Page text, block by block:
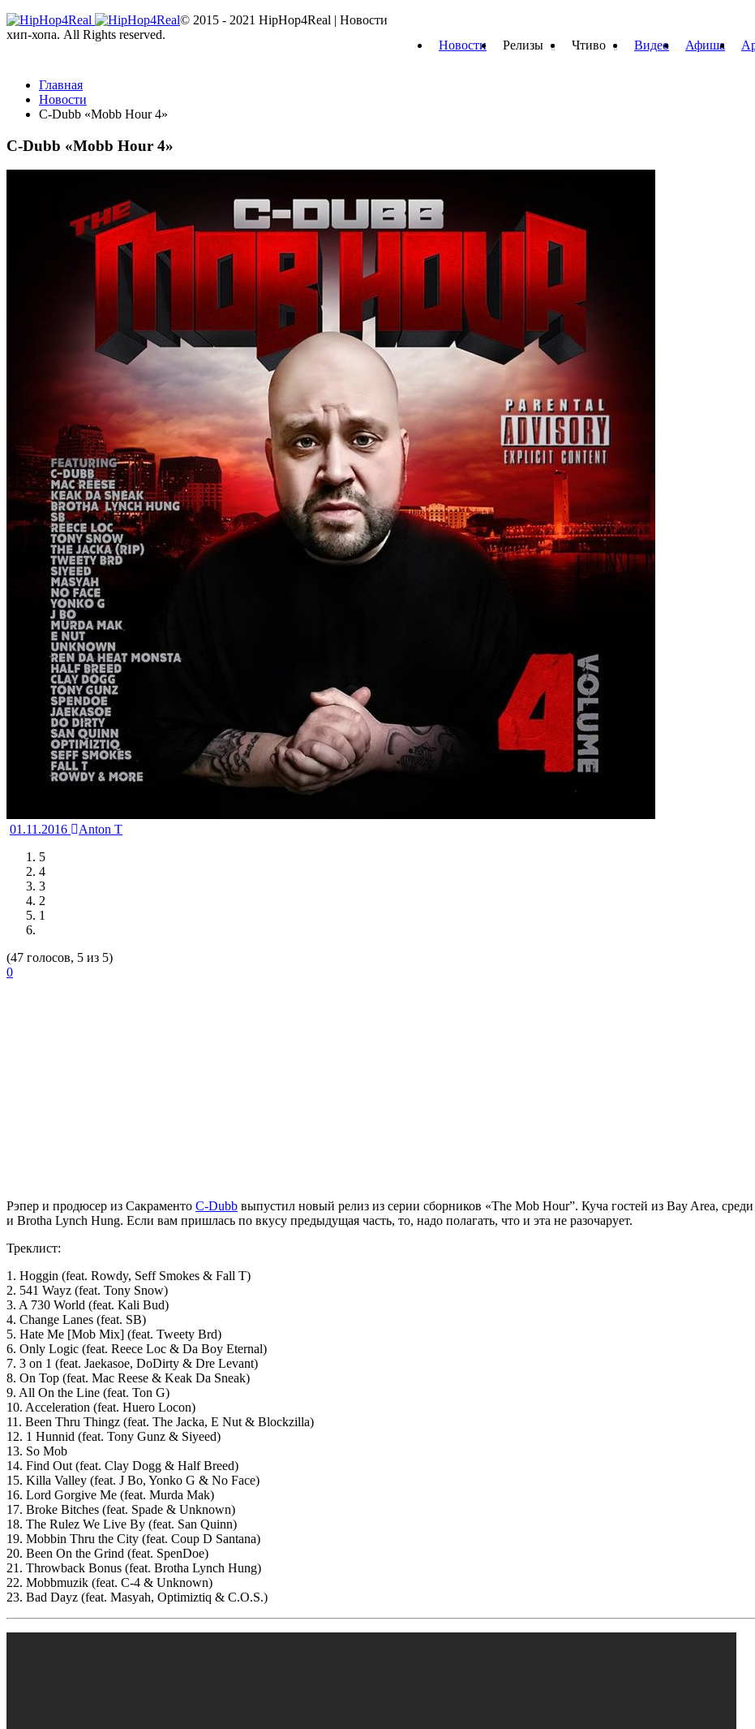
Новости Релизы Чтиво Видео Афиша
Главная
Новости
C-Dubb «Mobb Hour 4»
C-Dubb «Mobb Hour 4»
01.11.2016
Anton T
5
4
3
2
1
(47 голосов, 5 из 5)
0
Рэпер и продюсер из Сакраменто C-Dubb выпустил новый релиз из серии сборников «The Mob Hour”. Куча гостей из Bay Area,
и Brotha Lynch Hung. Если вам пришлась по вкусу предыдущая часть, то, надо полагать, что и эта не разочарует.
Треклист:
1. Hoggin (feat. Rowdy, Seff Smokes & Fall T)
2. 541 Wayz (feat. Tony Snow)
3. A 730 World (feat. Kali Bud)
4. Change Lanes (feat. SB)
5. Hate Me [Mob Mix] (feat. Tweety Brd)
6. Only Logic (feat. Reece Loc & Da Boy Eternal)
7. 3 on 1 (feat. Jaekasoe, DoDirty & Dre Levant)
8. On Top (feat. Mac Reese & Keak Da Sneak)
9. All On the Line (feat. Ton G)
10. Acceleration (feat. Huero Locon)
11. Been Thru Thingz (feat. The Jacka, E Nut & Blockzilla)
12. 1 Hunnid (feat. Tony Gunz & Siyeed)
13. So Mob
14. Find Out (feat. Clay Dogg & Half Breed)
15. Killa Valley (feat. J Bo, Yonko G & No Face)
16. Lord Gorgive Me (feat. Murda Mak)
17. Broke Bitches (feat. Spade & Unknown)
18. The Rulez We Live By (feat. San Quinn)
19. Mobbin Thru the City (feat. Coup D Santana)
20. Been On the Grind (feat. SpenDoe)
21. Throwback Bonus (feat. Brotha Lynch Hung)
22. Mobbmuzik (feat. C-4 & Unknown)
23. Bad Dayz (feat. Masyah, Optimiztiq & C.O.S.)
© 2015 - 2021 HipHop4Real | Новости
хип-хопа. All Rights reserved.